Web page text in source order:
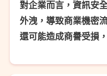
對企業而言，資訊安
外洩，導致商業機密
還可能造成商譽受損